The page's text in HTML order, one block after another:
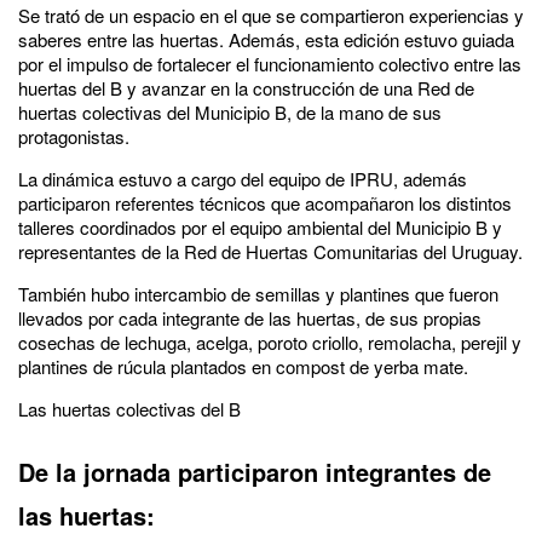
Se trató de un espacio en el que se compartieron experiencias y
saberes entre las huertas. Además, esta edición estuvo guiada
por el impulso de fortalecer el funcionamiento colectivo entre las
huertas del B y avanzar en la construcción de una Red de
huertas colectivas del Municipio B, de la mano de sus
protagonistas.
La dinámica estuvo a cargo del equipo de IPRU, además
participaron referentes técnicos que acompañaron los distintos
talleres coordinados por el equipo ambiental del Municipio B y
representantes de la Red de Huertas Comunitarias del Uruguay.
También hubo intercambio de semillas y plantines que fueron
llevados por cada integrante de las huertas, de sus propias
cosechas de lechuga, acelga, poroto criollo, remolacha, perejil y
plantines de rúcula plantados en compost de yerba mate.
Las huertas colectivas del B
De la jornada participaron integrantes de
las huertas: